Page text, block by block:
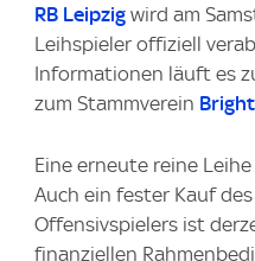
RB Leipzig wird am
Leihspieler offiziell
Informationen läuft es
zum Stammverein
Eine erneute reine
Auch ein fester Kauf
Offensivspielers ist
finanziellen